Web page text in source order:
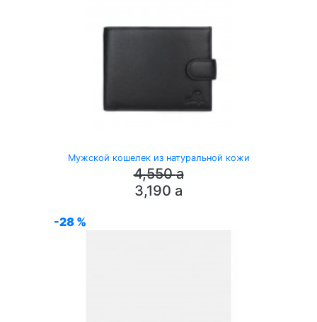
Мужской кошелек из натуральной кожи
4,550a
3,190 a
-28 %